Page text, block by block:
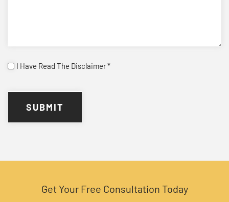
I
I Have Read The Disclaimer *
Get Your Free Consultation Today